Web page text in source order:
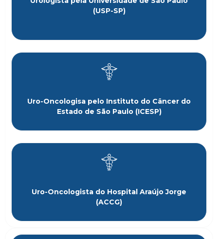
(USP-SP)
Uro-Oncologisa pelo Instituto do Câncer do
Estado de São Paulo (ICESP)
Uro-Oncologista do Hospital Araújo Jorge
(ACCG)